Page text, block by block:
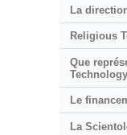
La
Religious
Que
Le
La